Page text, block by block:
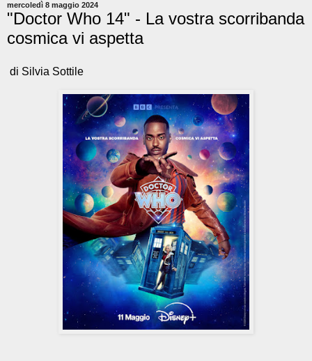
mercoledì 8 maggio 2024
"Doctor Who 14" - La vostra scorribanda
cosmica vi aspetta
di Silvia Sottile